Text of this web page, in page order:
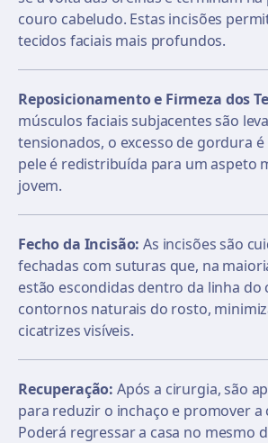
couro cabeludo. Estas incisões
tecidos faciais mais profundos.
Reposicionamento e Firmeza dos
músculos faciais subjacentes são
tensionados, o excesso de gordura
pele é redistribuída para um aspeto
jovem.
Fecho da Incisão: As incisões são
fechadas com suturas que, na
estão escondidas dentro da linha do
contornos naturais do rosto,
cicatrizes visíveis.
Recuperação: Após a cirurgia, são
para reduzir o inchaço e promover a
Poderá regressar a casa no mesmo